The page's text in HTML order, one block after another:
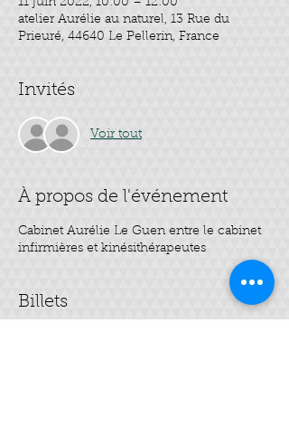
11 juin 2022, 10:00 – 12:00
atelier Aurélie au naturel, 13 Rue du
Prieuré, 44640 Le Pellerin, France
Invités
Voir tout
À propos de l'événement
Cabinet Aurélie Le Guen entre le cabinet
infirmières et kinésithérapeutes
Billets